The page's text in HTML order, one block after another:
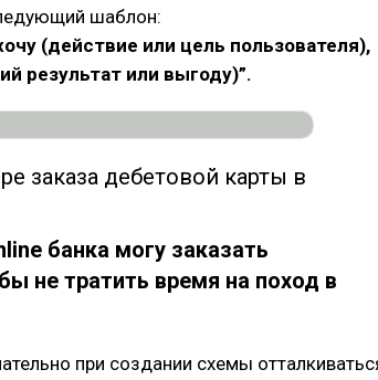
шаблон:
(действие или цель пользователя),
результат или выгоду)”.
заказа дебетовой карты в
банка могу заказать
не тратить время на поход в
при создании схемы